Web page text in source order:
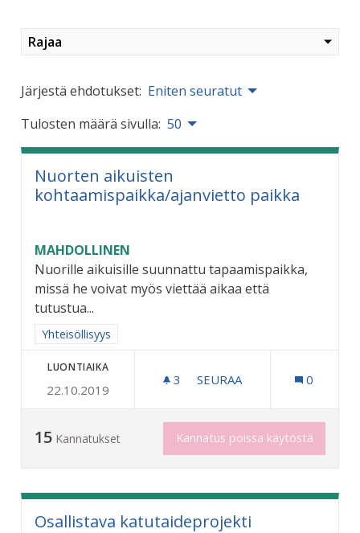
Rajaa
Järjestä ehdotukset: Eniten seuratut
Tulosten määrä sivulla: 50
Nuorten aikuisten
kohtaamispaikka/ajanvietto paikka
MAHDOLLINEN
Nuorille aikuisille suunnattu tapaamispaikka,
missä he voivat myös viettää aikaa että
tutustua...
Rajaa tulokset aihepiirin mukaan: Yhteisöllisyys
Yhteisöllisyys
LUONTIAIKA
22.10.2019
3 3 SEURAAJAA
SEURAA 0
15 Kannatukset Kannatus poissa käytöstä
Osallistava katutaideprojekti